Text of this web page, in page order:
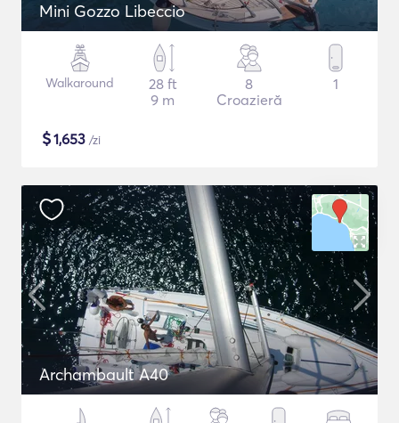
Mini Gozzo Libeccio
Walkaround
28 ft
9 m
8
Croazieră
1
$1,653 /zi
Archambault A40